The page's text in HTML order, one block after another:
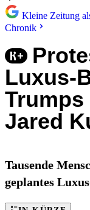
Kleine Zeitung
Chronik
Luxus-
Jared
Tausende
geplantes